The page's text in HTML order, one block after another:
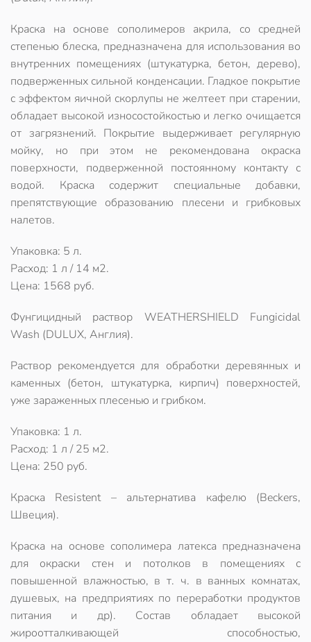
Краска на основе сополимеров акрила, со средней
степенью блеска, предназначена для использования во
внутренних помещениях (штукатурка, бетон, дерево),
подверженных сильной конденсации. Гладкое покрытие
с эффектом яичной скорлупы не желтеет при старении,
обладает высокой износостойкостью и легко очищается
от загрязнений. Покрытие выдерживает регулярную
мойку, но при этом не рекомендована окраска
поверхности, подверженной постоянному контакту с
водой. Краска содержит специальные добавки,
препятствующие образованию плесени и грибковых
налетов.
Упаковка: 5 л.
Расход: 1 л / 14 м2.
Цена: 1568 руб.
Фунгицидный раствор WEATHERSHIELD Fungicidal
Wash (DULUX, Англия).
Раствор рекомендуется для обработки деревянных и
каменных (бетон, штукатурка, кирпич) поверхностей,
уже зараженных плесенью и грибком.
Упаковка: 1 л.
Расход: 1 л / 25 м2.
Цена: 250 руб.
Краска Resistent – альтернатива кафелю (Beckers,
Швеция).
Краска на основе сополимера латекса предназначена
для окраски стен и потолков в помещениях с
повышенной влажностью, в т. ч. в ванных комнатах,
душевых, на предприятиях по переработки продуктов
питания и др). Состав обладает высокой
жироотталкивающей способностью,